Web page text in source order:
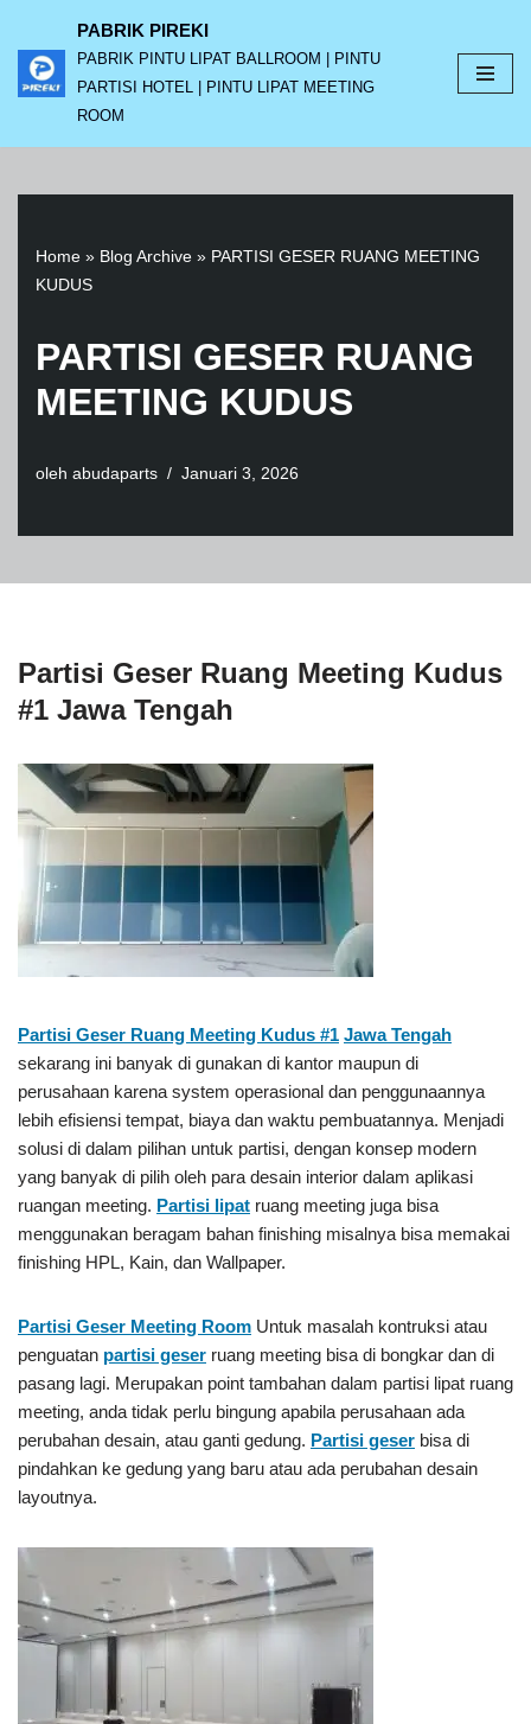
Lompat
ke
PABRIK PIREKI
PABRIK PINTU LIPAT BALLROOM | PINTU
PARTISI HOTEL | PINTU LIPAT MEETING
ROOM
Home » Blog Archive » PARTISI GESER RUANG MEETING
KUDUS
PARTISI GESER RUANG
MEETING KUDUS
oleh abudaparts Januari 3, 2026
Partisi Geser Ruang Meeting Kudus
#1 Jawa Tengah
Partisi Geser Ruang Meeting Kudus #1 Jawa Tengah
sekarang ini banyak di gunakan di kantor maupun di
perusahaan karena system operasional dan penggunaannya
lebih efisiensi tempat, biaya dan waktu pembuatannya. Menjadi
solusi di dalam pilihan untuk partisi, dengan konsep modern
yang banyak di pilih oleh para desain interior dalam aplikasi
ruangan meeting. Partisi lipat ruang meeting juga bisa
menggunakan beragam bahan finishing misalnya bisa memakai
finishing HPL, Kain, dan Wallpaper.
Partisi Geser Meeting Room Untuk masalah kontruksi atau
penguatan partisi geser ruang meeting bisa di bongkar dan di
pasang lagi. Merupakan point tambahan dalam partisi lipat ruang
meeting, anda tidak perlu bingung apabila perusahaan ada
perubahan desain, atau ganti gedung. Partisi geser bisa di
pindahkan ke gedung yang baru atau ada perubahan desain
layoutnya.